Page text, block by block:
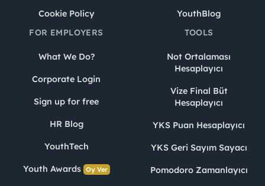
Cookie Policy
YouthBlog
FOR EMPLOYERS
What We Do?
Corporate Login
Sign up for free
HR Blog
YouthTech
Youth Awards Oy Ver
TOOLS
Not Ortalaması
Hesaplayıcı
Vize Final Büt
Hesaplayıcı
YKS Puan Hesaplayıcı
YKS Geri Sayım Sayacı
Pomodoro Zamanlayıcı